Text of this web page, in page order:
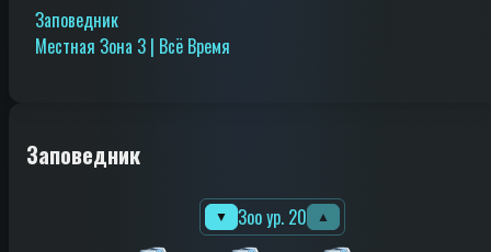
Заповедник
Местная Зона 3 | Всё Время
Заповедник
▼ Зоо ур. 20 ▲